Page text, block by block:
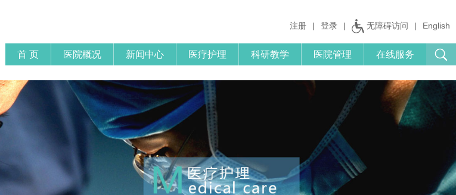
注册 | 登录 | 无障碍访问 | English
首 页 医院概况 新闻中心 医疗护理 科研教学 医院管理 在线服务